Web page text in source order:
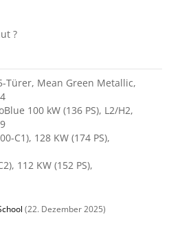
?
Türer, Mean Green Metallic,
100 kW (136 PS), L2/H2,
C1), 128 KW (174 PS),
112 KW (152 PS),
(22. Dezember 2025)